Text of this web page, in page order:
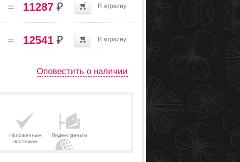
= 11287₽ В корзину
= 12541₽ В корзину
Оповестить о наличии
Наложенным
платежом
Яндекс-деньги